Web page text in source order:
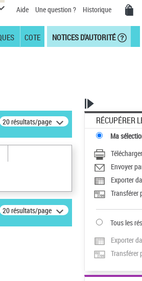
Aide Une question ? Historique
COTE NOTICES D'AUTORITÉ
20 résultats/page
20 résultats/page
RÉCUPÉRER
Ma
Envoyer
Exporter
Transférer
Tous les
Exporter
Transférer